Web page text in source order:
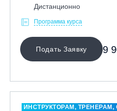
Дистанционно
Программа курса
Подать Заявку 9
ИНСТРУКТОРАМ,